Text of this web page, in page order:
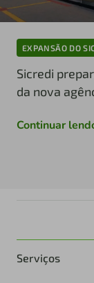
EXPANSÃO DO
Sicredi
da nova
Continuar
Serviços